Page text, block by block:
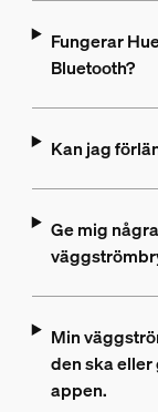
Fungerar
Bluetooth?
Kan jag
Ge mig
Min
den ska eller
appen.